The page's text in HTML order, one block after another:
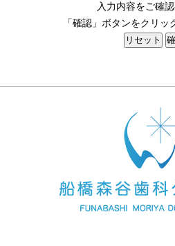
入力内容をご確認
「確認」ボタンをクリッ